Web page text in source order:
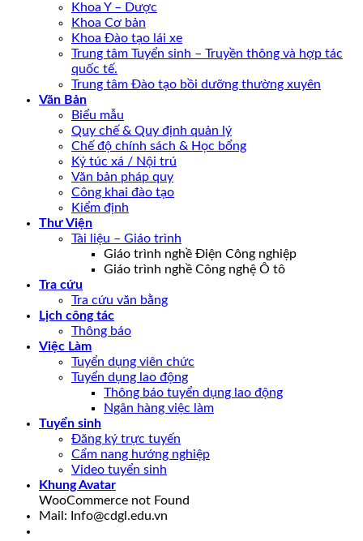
Khoa Y – Dược
Khoa Cơ bản
Khoa Đào tạo lái xe
Trung tâm Tuyển sinh – Truyền thông và hợp tác
quốc tế.
Trung tâm Đào tạo bồi dưỡng thường xuyên
Văn Bản
Biểu mẫu
Quy chế & Quy định quản lý
Chế độ chính sách & Học bổng
Ký túc xá / Nội trú
Văn bản pháp quy
Công khai đào tạo
Kiểm định
Thư Viện
Tài liệu – Giáo trình
Giáo trình nghề Điện Công nghiệp
Giáo trình nghề Công nghệ Ô tô
Tra cứu
Tra cứu văn bằng
Lịch công tác
Thông báo
Việc Làm
Tuyển dụng viên chức
Tuyển dụng lao động
Thông báo tuyển dụng lao động
Ngân hàng việc làm
Tuyển sinh
Đăng ký trực tuyến
Cẩm nang hướng nghiệp
Video tuyển sinh
Khung Avatar
WooCommerce not Found
Mail: Info@cdgl.edu.vn